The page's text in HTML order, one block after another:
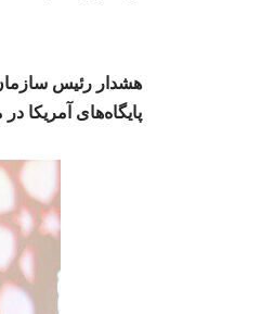
هشدار رئیس
پایگاه‌های آمریکا